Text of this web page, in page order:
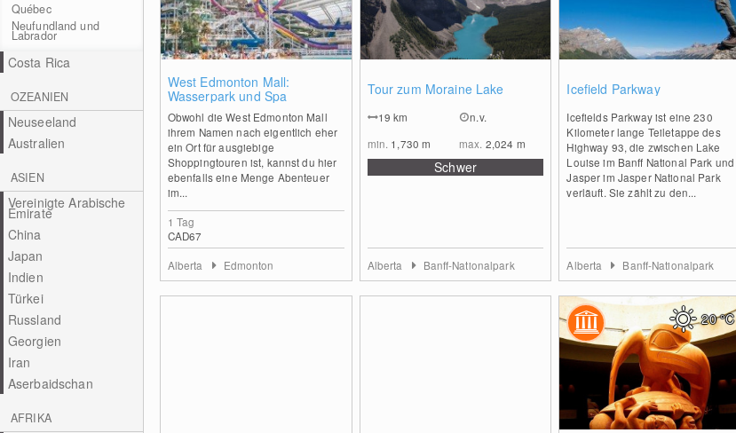
Québec
Neufundland und
Labrador
Costa Rica
OZEANIEN
Neuseeland
Australien
ASIEN
Vereinigte Arabische
Emirate
China
Japan
Indien
Türkei
Russland
Georgien
Iran
Aserbaidschan
AFRIKA
West Edmonton Mall:
Wasserpark und Spa
Obwohl die West Edmonton Mall
ihrem Namen nach eigentlich eher
ein Ort für ausgiebige
Shoppingtouren ist, kannst du hier
ebenfalls eine Menge Abenteuer
im...
1 Tag
CAD67
Alberta Edmonton
Tour zum Moraine Lake
19km
n.v.
min. 1,730m max. 2,024 m
Schwer
Alberta Banff-Nationalpark
Icefield Parkway
Icefields Parkway ist eine 230
Kilometer lange Teiletappe des
Highway 93, die zwischen Lake
Louise im Banff National Park und
Jasper im Jasper National Park
verläuft. Sie zählt zu den...
Alberta Banff-Nationalpark
20°C